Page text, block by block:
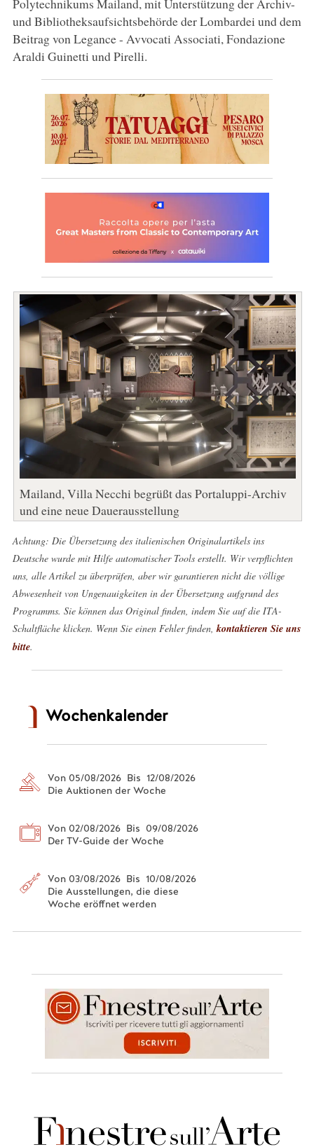
und Bibliotheksaufsichtsbehörde der Lombardei und dem
Beitrag von Legance - Avvocati Associati, Fondazione
Araldi Guinetti und Pirelli.
Mailand, Villa Necchi begrüßt das Portaluppi-Archiv
und eine neue Dauerausstellung
Achtung: Die Übersetzung des italienischen Originalartikels ins
Deutsche wurde mit Hilfe automatischer Tools erstellt. Wir verpflichten
uns, alle Artikel zu überprüfen, aber wir garantieren nicht die völlige
Abwesenheit von Ungenauigkeiten in der Übersetzung aufgrund des
Programms. Sie können das Original finden, indem Sie auf die ITA-
Schaltfläche klicken. Wenn Sie einen Fehler finden, kontaktieren Sie uns
bitte.
Wochenkalender
Von 05/08/2026 Bis 12/08/2026
Die Auktionen der Woche
Von 02/08/2026 Bis 09/08/2026
Der TV-Guide der Woche
Von 03/08/2026 Bis 10/08/2026
Die Ausstellungen, die diese
Woche eröffnet werden